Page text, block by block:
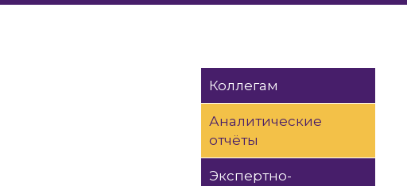
Коллегам
Аналитические
отчёты
Экспертно-